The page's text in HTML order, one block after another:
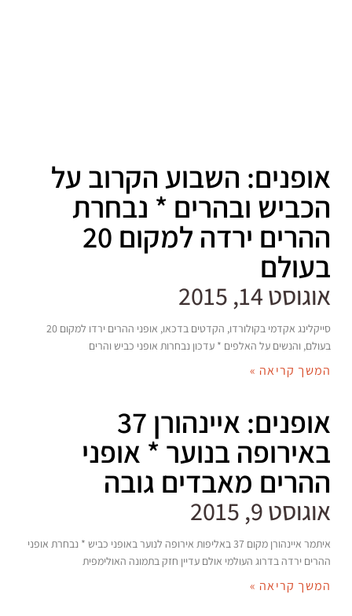
אופנים: השבוע הקרוב על
הכביש ובהרים * נבחרת
ההרים ירדה למקום 20
בעולם
אוגוסט 14, 2015
סייקלינג אקדמי בקולורדו, הקדטים בדכאו, אופני ההרים ירדו למקום 20
בעולם, והנשים על האלפים * עדכון נבחרות אופני כביש והרים
המשך קריאה »
אופנים: איינהורן 37
באירופה בנוער * אופני
ההרים מאבדים גובה
אוגוסט 9, 2015
איתמר איינהורן מקום 37 באליפות אירופה לנוער באופני כביש * נבחרת אופני
ההרים ירדה בדרוג העולמי אולם עדיין חזק בתמונה האולימפית
המשך קריאה »